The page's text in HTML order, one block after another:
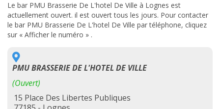
Le bar PMU Brasserie De L'hotel De Ville à Lognes est
actuellement ouvert. il est ouvert tous les jours. Pour contacter
le bar PMU Brasserie De L'hotel De Ville par téléphone, cliquez
sur « Afficher le numéro » .
PMU BRASSERIE DE L'HOTEL DE VILLE
(Ouvert)
15 Place Des Libertes Publiques